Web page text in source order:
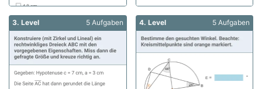
3. Level 5 Aufgaben 4. Level 5 Aufgaben